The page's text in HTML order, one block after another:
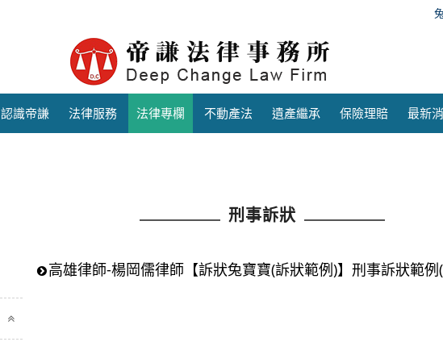
認識帝謙 法律服務 法律專欄 不動產法 遺產繼承 保險理賠 最新
刑事訴狀
高雄律師-楊岡儒律師【訴狀兔寶寶(訴狀範例)】刑事訴狀範